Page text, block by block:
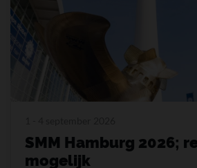
SMM Hamburg 2026;
mogelijk